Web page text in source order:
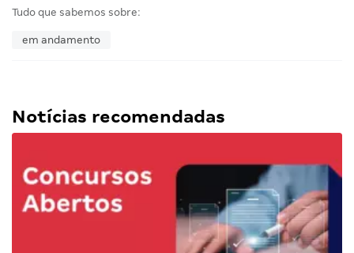
Tudo que sabemos sobre:
em andamento
Notícias recomendadas